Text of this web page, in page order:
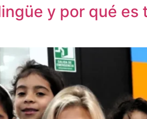
y por qué